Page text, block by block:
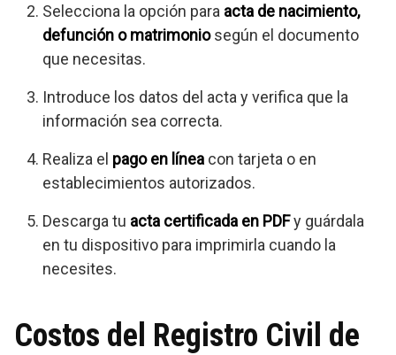
Selecciona la opción para acta de nacimiento,
defunción o matrimoniosegún el documento
que necesitas.
Introduce los datos del acta y verifica que la
información sea correcta.
Realiza el pago en línea con tarjeta o en
establecimientos autorizados.
Descarga tu acta certificada en PDFy guárdala
en tu dispositivo para imprimirla cuando la
necesites.
Costos del Registro Civil de